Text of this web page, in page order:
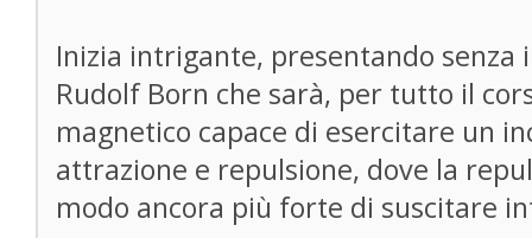
Inizia intrigante, presentando senza
Rudolf Born che sarà, per tutto il
magnetico capace di esercitare un
attrazione e repulsione, dove la
modo ancora più forte di suscitare